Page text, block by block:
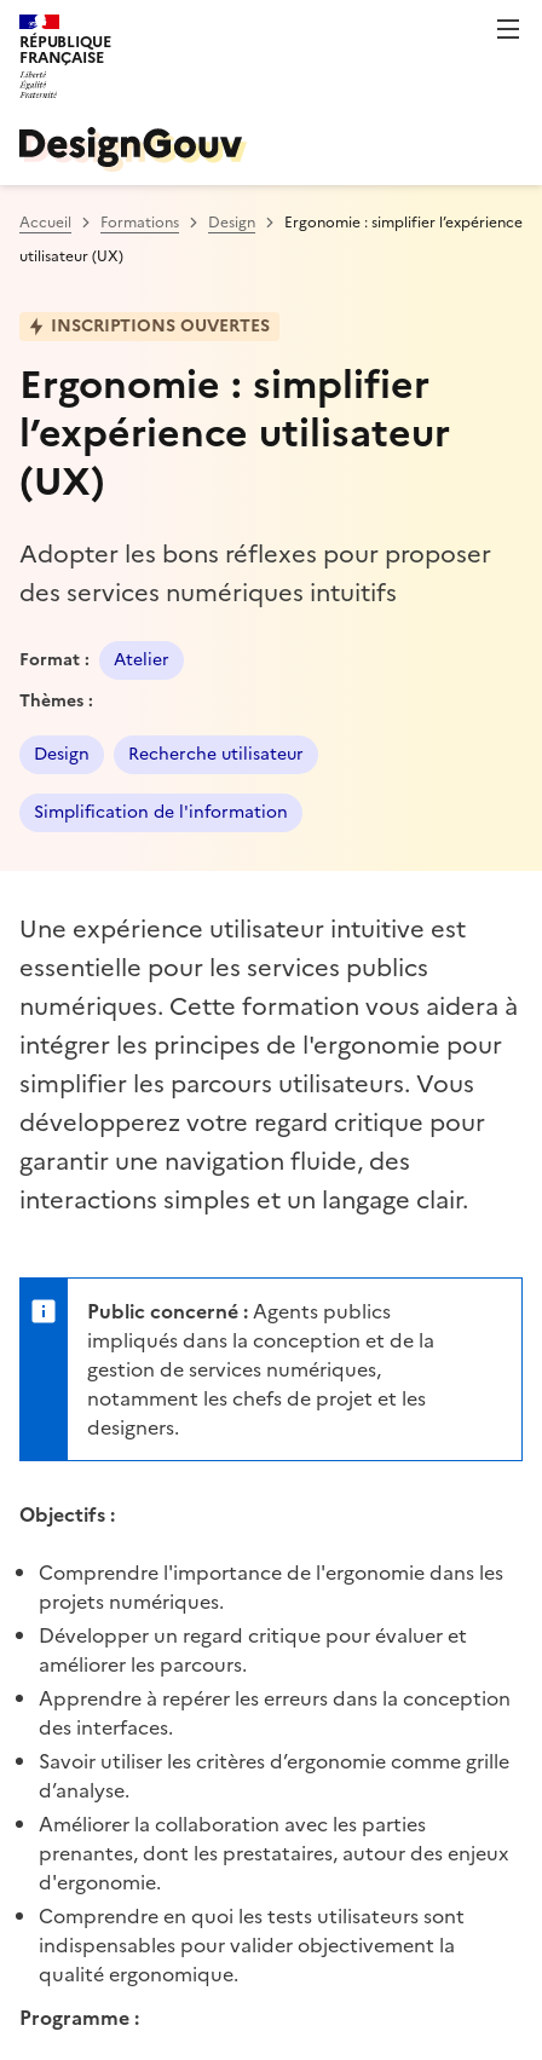
RÉPUBLIQUE
FRANÇAISE
Accueil Formations Design
Ergonomie : simplifier l’expérience
utilisateur (UX)
INSCRIPTIONS OUVERTES
Ergonomie : simplifier
l’expérience utilisateur
(UX)
Adopter les bons réflexes pour proposer
des services numériques intuitifs
Format :
Atelier
Thèmes :
Design Recherche utilisateur
Simplification de l'information
Une expérience utilisateur intuitive est
essentielle pour les services publics
numériques. Cette formation vous aidera à
intégrer les principes de l'ergonomie pour
simplifier les parcours utilisateurs. Vous
développerez votre regard critique pour
garantir une navigation fluide, des
interactions simples et un langage clair.
Public concerné :Agents publics
impliqués dans la conception et de la
gestion de services numériques,
notamment les chefs de projet et les
designers.
Objectifs :
Comprendre l'importance de l'ergonomie dans les
projets numériques.
Développer un regard critique pour évaluer et
améliorer les parcours.
Apprendre à repérer les erreurs dans la conception
des interfaces.
Savoir utiliser les critères d’ergonomie comme grille
d’analyse.
Améliorer la collaboration avec les parties
prenantes, dont les prestataires, autour des enjeux
d'ergonomie.
Comprendre en quoi les tests utilisateurs sont
indispensables pour valider objectivement la
qualité ergonomique.
Programme :